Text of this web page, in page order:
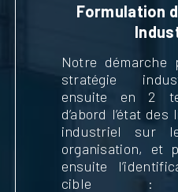
Formulation
Notre
stratégie
ensuite en 2
d’abord l’état
industriel sur
organisation, et
ensuite
cible :